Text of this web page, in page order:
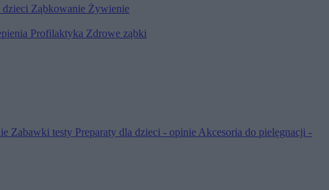
Ząbkowanie Żywienie
Profilaktyka Zdrowe ząbki
Zabawki testy Preparaty dla dzieci - opinieAkcesoria do pielęgnacji -